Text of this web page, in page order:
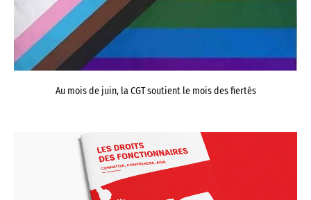
Au mois de juin, la CGT soutient le mois des fiertés